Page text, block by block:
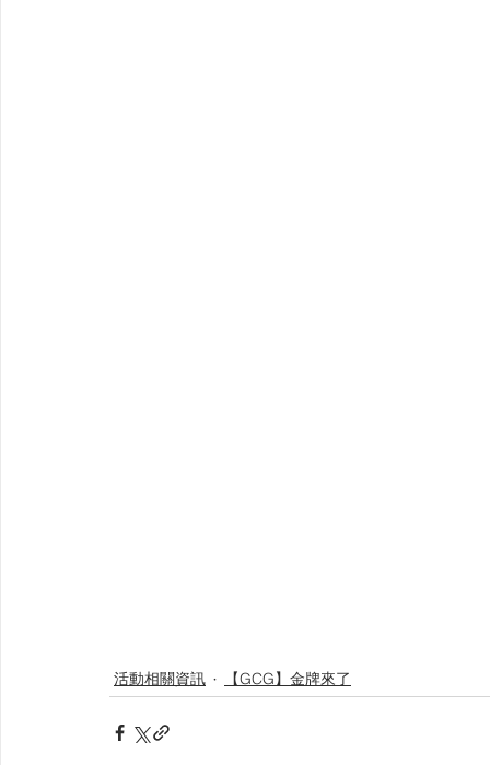
活動相關資訊 【GCG】金牌來了